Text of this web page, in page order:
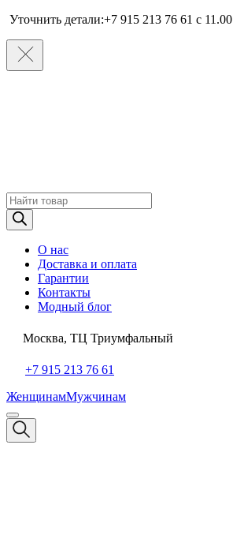
Уточнить детали:+7 915 213 76 61 c
Поиск
товаров
О нас
Доставка и оплата
Гарантии
Контакты
Модный блог
Москва, ТЦ Триумфальный
+7 915 213 76 61
ЖенщинамМужчинам